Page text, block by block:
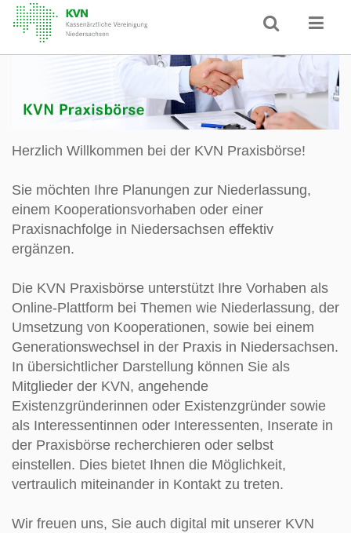
Herzlich Willkommen bei der KVN Praxisbörse!
Sie möchten Ihre Planungen zur Niederlassung,
einem Kooperationsvorhaben oder einer
Praxisnachfolge in Niedersachsen effektiv
ergänzen.
Die KVN Praxisbörse unterstützt Ihre Vorhaben als
Online-Plattform bei Themen wie Niederlassung, der
Umsetzung von Kooperationen, sowie bei einem
Generationswechsel in der Praxis in Niedersachsen.
In übersichtlicher Darstellung können Sie als
Mitglieder der KVN, angehende
Existenzgründerinnen oder Existenzgründer sowie
als Interessentinnen oder Interessenten, Inserate in
der Praxisbörse recherchieren oder selbst
einstellen. Dies bietet Ihnen die Möglichkeit,
vertraulich miteinander in Kontakt zu treten.
Wir freuen uns, Sie auch digital mit unserer KVN